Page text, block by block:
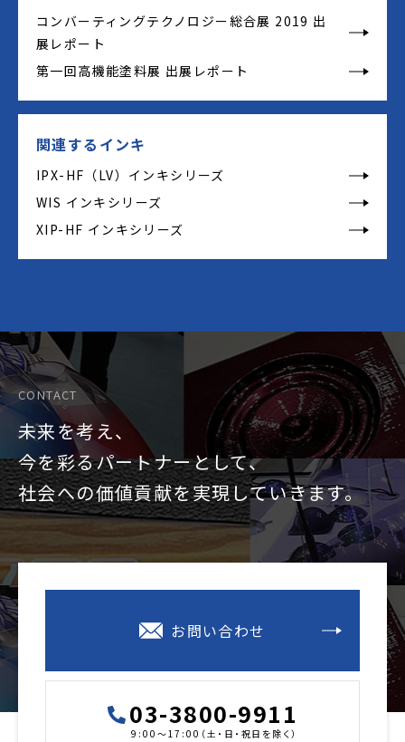
コンバーティングテクノロジー総合展 2019 出
展レポート
第一回高機能塗料展 出展レポート
関連するインキ
IPX-HF（LV）インキシリーズ
WIS インキシリーズ
XIP-HF インキシリーズ
CONTACT
未来を考え、
今を彩るパートナーとして、
社会への価値貢献を実現していきます。
お問い合わせ
03-3800-9911
9:00～17:00（土・日・祝日を除く）